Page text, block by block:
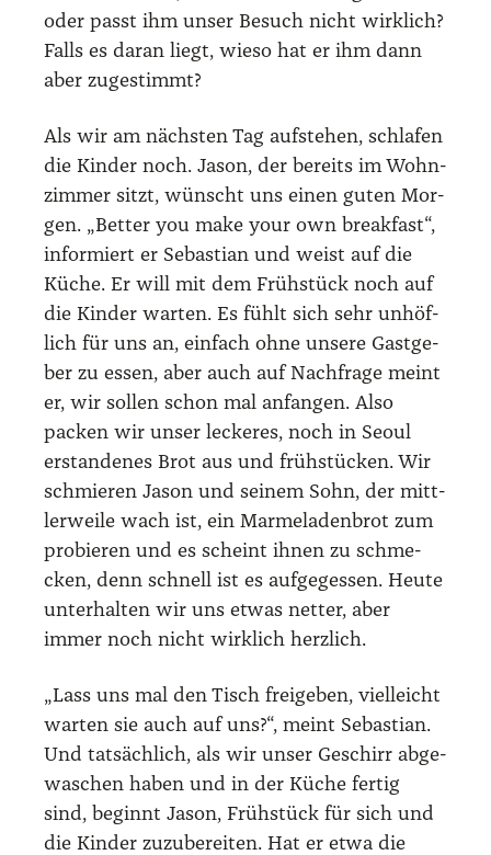
oder passt ihm unser Besuch nicht wirk­lich?
Falls es dar­an liegt, wie­so hat er ihm dann
aber zuge­stimmt?
Als wir am nächs­ten Tag auf­ste­hen, schla­fen
die Kin­der noch. Jason, der bereits im Wohn­
zim­mer sitzt, wünscht uns einen guten Mor­
gen. „Bet­ter you make your own break­fast“,
infor­miert er Sebas­ti­an und weist auf die
Küche. Er will mit dem Früh­stück noch auf
die Kin­der war­ten. Es fühlt sich sehr unhöf­
lich für uns an, ein­fach ohne unse­re Gast­ge­
ber zu essen, aber auch auf Nach­fra­ge meint
er, wir sol­len schon mal anfan­gen. Also
packen wir unser lecke­res, noch in Seo­ul
erstan­de­nes Brot aus und früh­stü­cken. Wir
schmie­ren Jason und sei­nem Sohn, der mitt­
ler­wei­le wach ist, ein Mar­me­la­den­brot zum
pro­bie­ren und es scheint ihnen zu schme­
cken, denn schnell ist es auf­ge­ges­sen. Heu­te
unter­hal­ten wir uns etwas net­ter, aber
immer noch nicht wirk­lich herz­lich.
„Lass uns mal den Tisch frei­ge­ben, viel­leicht
war­ten sie auch auf uns?“, meint Sebas­ti­an.
Und tat­säch­lich, als wir unser Geschirr abge­
wa­schen haben und in der Küche fer­tig
sind, beginnt Jason, Früh­stück für sich und
die Kin­der zuzu­be­rei­ten. Hat er etwa die